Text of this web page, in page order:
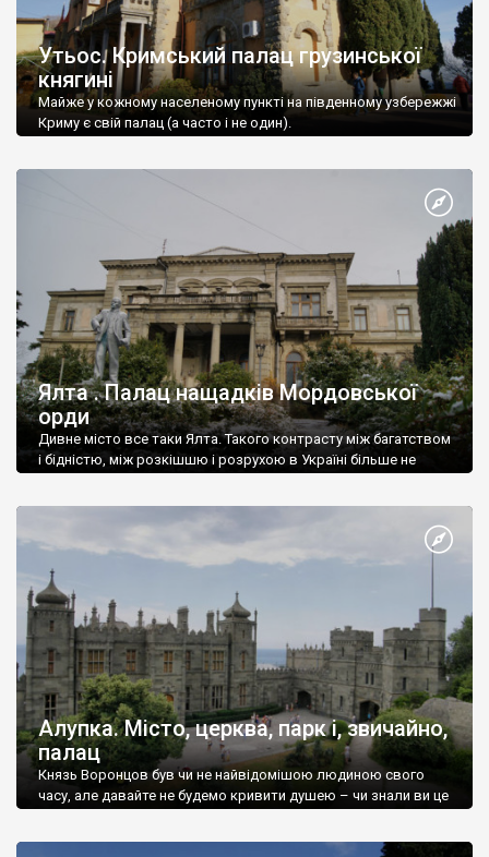
Утьос. Кримський палац грузинської
княгині
Майже у кожному населеному пункті на південному узбережжі
Криму є свій палац (а часто і не один).
Ялта . Палац нащадків Мордовської
орди
Дивне місто все таки Ялта. Такого контрасту між багатством
і бідністю, між розкішшю і розрухою в Україні більше не
Алупка. Місто, церква, парк і, звичайно,
палац
Князь Воронцов був чи не найвідомішою людиною свого
часу, але давайте не будемо кривити душею – чи знали ви це